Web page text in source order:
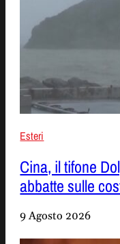
Esteri
Cina, il tifone
abbatte sulle
9 Agosto 2026